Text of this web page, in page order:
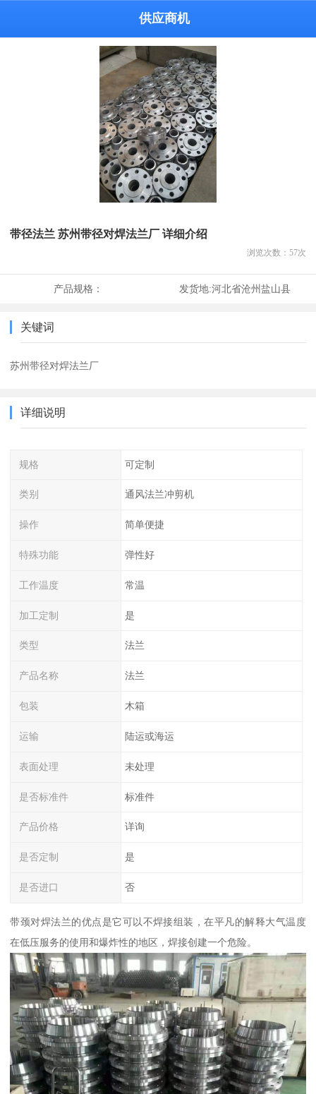
供应商机
带径法兰 苏州带径对焊法兰厂 详细介绍
浏览次数： 57次
产品规格： 发货地:河北省沧州盐山县
关键词
苏州带径对焊法兰厂
详细说明
规格 可定制
类别 通风法兰冲剪机
操作 简单便捷
特殊功能 弹性好
工作温度 常温
加工定制 是
类型 法兰
产品名称 法兰
包装 木箱
运输 陆运或海运
表面处理 未处理
是否标准件 标准件
产品价格 详询
是否定制 是
是否进口 否
带颈对焊法兰的优点是它可以不焊接组装，在平凡的解释大气温度
在低压服务的使用和爆炸性的地区，焊接创建一个危险。